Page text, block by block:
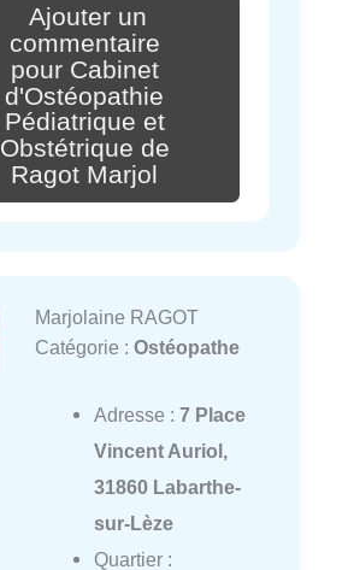
Ajouter un
commentaire
pour Cabinet
d'Ostéopathie
Pédiatrique et
Obstétrique de
Ragot Marjol
Marjolaine RAGOT
Catégorie : Ostéopathe
Adresse : 7 Place
Vincent Auriol,
31860 Labarthe-
sur-Lèze
Quartier :